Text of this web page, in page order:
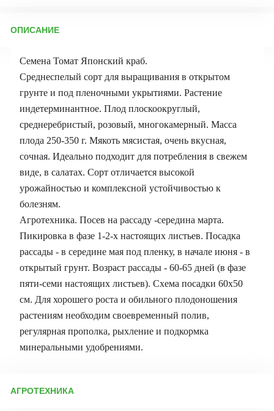
Бренд товара:
Срок отправки: ежедневно
ОПИСАНИЕ
Семена Томат Японский краб.
Среднеспелый сорт для выращивания в открытом
грунте и под пленочными укрытиями. Растение
индетерминантное. Плод плоскоокруглый,
среднеребристый, розовый, многокамерный. Масса
плода 250-350 г. Мякоть мясистая, очень вкусная,
сочная. Идеально подходит для потребления в свежем
виде, в салатах. Сорт отличается высокой
урожайностью и комплексной устойчивостью к
болезням.
Агротехника. Посев на рассаду -середина марта.
Пикировка в фазе 1-2-х настоящих листьев. Посадка
рассады - в середине мая под пленку, в начале июня - в
открытый грунт. Возраст рассады - 60-65 дней (в фазе
пяти-семи настоящих листьев). Схема посадки 60х50
см. Для хорошего роста и обильного плодоношения
растениям необходим своевременный полив,
регулярная прополка, рыхление и подкормка
минеральными удобрениями.
АГРОТЕХНИКА